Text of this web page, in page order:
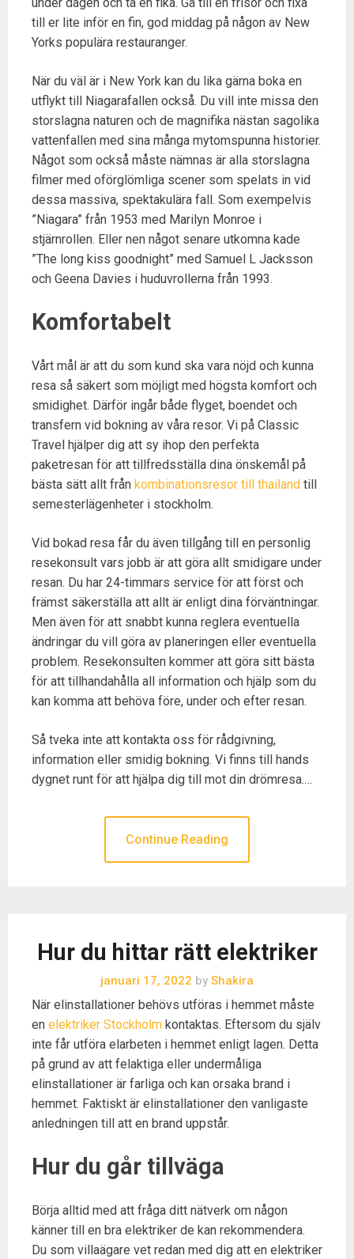
till er lite inför en fin, god middag på någon av New
Yorks populära restauranger.
När du väl är i New York kan du lika gärna boka en
utflykt till Niagarafallen också. Du vill inte missa den
storslagna naturen och de magnifika nästan sagolika
vattenfallen med sina många mytomspunna historier.
Något som också måste nämnas är alla storslagna
filmer med oförglömliga scener som spelats in vid
dessa massiva, spektakulära fall. Som exempelvis
”Niagara” från 1953 med Marilyn Monroe i
stjärnrollen. Eller nen något senare utkomna kade
”The long kiss goodnight” med Samuel L Jacksson
och Geena Davies i huduvrollerna från 1993.
Komfortabelt
Vårt mål är att du som kund ska vara nöjd och kunna
resa så säkert som möjligt med högsta komfort och
smidighet. Därför ingår både flyget, boendet och
transfern vid bokning av våra resor. Vi på Classic
Travel hjälper dig att sy ihop den perfekta
paketresan för att tillfredsställa dina önskemål på
bästa sätt allt från kombinationsresor till thailand till
semesterlägenheter i stockholm.
Vid bokad resa får du även tillgång till en personlig
resekonsult vars jobb är att göra allt smidigare under
resan. Du har 24-timmars service för att först och
främst säkerställa att allt är enligt dina förväntningar.
Men även för att snabbt kunna reglera eventuella
ändringar du vill göra av planeringen eller eventuella
problem. Resekonsulten kommer att göra sitt bästa
för att tillhandahålla all information och hjälp som du
kan komma att behöva före, under och efter resan.
Så tveka inte att kontakta oss för rådgivning,
information eller smidig bokning. Vi finns till hands
dygnet runt för att hjälpa dig till mot din drömresa.…
Continue Reading
Hur du hittar rätt elektriker
januari 17, 2022 by Shakira
När elinstallationer behövs utföras i hemmet måste
en elektriker Stockholm kontaktas. Eftersom du själv
inte får utföra elarbeten i hemmet enligt lagen. Detta
på grund av att felaktiga eller undermåliga
elinstallationer är farliga och kan orsaka brand i
hemmet. Faktiskt är elinstallationer den vanligaste
anledningen till att en brand uppstår.
Hur du går tillväga
Börja alltid med att fråga ditt nätverk om någon
känner till en bra elektriker de kan rekommendera.
Du som villaägare vet redan med dig att en elektriker